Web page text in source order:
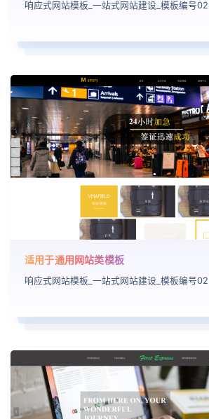
响应式网站模板_一站式网站建设_模板编号
适用于通用网站类模板
响应式网站模板_一站式网站建设_模板编号